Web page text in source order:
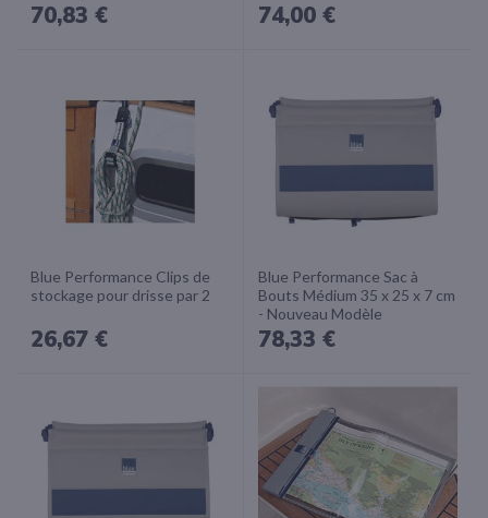
70,83 € 74,00 €
Blue Performance Clips de
stockage pour drisse par 2
26,67 €
Blue Performance Sac à
Bouts Médium 35 x 25 x 7 cm
- Nouveau Modèle
78,33 €